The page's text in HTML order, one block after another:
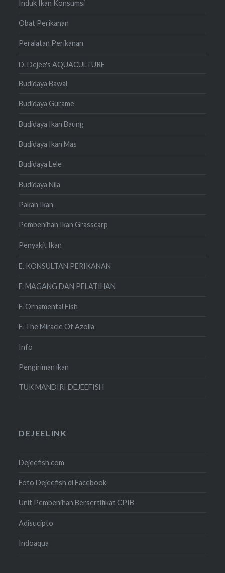
Induk Ikan Konsumsi
Obat Perikanan
Peralatan Perikanan
D. Dejee's AQUACULTURE
Budidaya Bawal
Budidaya Gurame
Budidaya Ikan Baung
Budidaya Ikan Mas
Budidaya Lele
Budidaya Nila
Pakan Ikan
Pembenihan Ikan Grasscarp
Penyakit Ikan
E. KONSULTAN PERIKANAN
F. MAGANG DAN PELATIHAN
F. Ornamental Fish
F. The Miracle Of Azolla
Info
Pengiriman ikan
TUK MANDIRI DEJEEFISH
DEJEELINK
Dejeefish.com
Foto Dejeefish di Facebook
Unit Pembenihan Bersertifikat CPIB
Adisucipto
Indoaqua